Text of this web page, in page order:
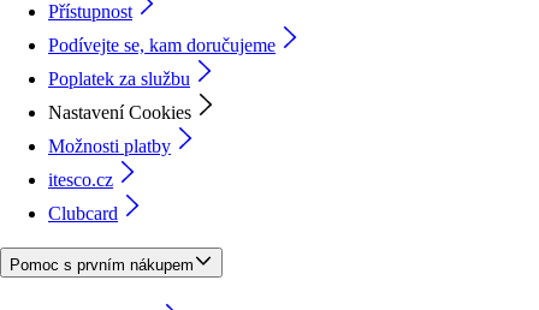
Přístupnost
Podívejte se, kam doručujeme
Poplatek za službu
Nastavení Cookies
Možnosti platby
itesco.cz
Clubcard
Pomoc s prvním nákupem